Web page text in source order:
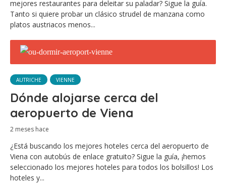
mejores restaurantes para deleitar su paladar? Sigue la guía.
Tanto si quiere probar un clásico strudel de manzana como
platos austriacos menos...
AUTRICHE VIENNE
Dónde alojarse cerca del
aeropuerto de Viena
2 meses hace
¿Está buscando los mejores hoteles cerca del aeropuerto de
Viena con autobús de enlace gratuito? Sigue la guía, ¡hemos
seleccionado los mejores hoteles para todos los bolsillos! Los
hoteles y...